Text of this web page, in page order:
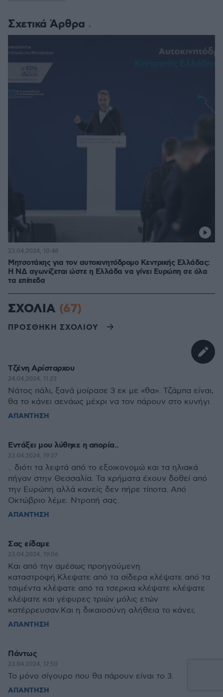
Σχετικά Άρθρα
Μητσοτάκης για τον αυτοκινητόδρομο Κεντρικής Ελλάδας:
Η ΝΔ αγωνίζεται ώστε η Ελλάδα να γίνει Ευρώπη σε όλα
τα επίπεδα
23.04.2024, 10:48
ΣΧΟΛΙΑ (67)
ΠΡΟΣΘΗΚΗ ΣΧΟΛΙΟΥ
Τζένη Αρίσταρχου
24.04.2024, 11:23
Νάτος πάλι, ξανά μοίρασε 3 εκ με «θα». Τζάμπα είναι,
θα το κάνει αενάως μέχρι να τον πάρουν στο κυνήγι.
ΑΠΑΝΤΗΣΗ
Εντάξει μου λύθηκε η απορία..
23.04.2024, 19:27
.. διότι τα λεφτά από το εξοικονομώ και τα ηλιακά
πήγαν στην Θεσσαλία. Τα χρήματα έχουν δοθεί από
την Ευρώπη αλλά κανείς δεν πήρε τίποτα. Από
Οκτώβριο λέμε. Ντροπή σας.
ΑΠΑΝΤΗΣΗ
Σας είδαμε
23.04.2024, 19:06
Και από την αμέσως προηγούμενη
καταστροφή.Κλεψατε από τα σίδερα κλέψατε από τα
τσιμέντα κλέψατε από τα τσερκια κλέψατε κλέψατε
κλέψατε και γέφυρες τριών μόλις ετών
κατέρρευσαν.Και η δικαιοσύνη αλήθεια το κάνει;
ΑΠΑΝΤΗΣΗ
Πάντως
23.04.2024, 17:50
Το μόνο σίγουρο που θα πάρουν είναι το 3.
ΑΠΑΝΤΗΣΗ